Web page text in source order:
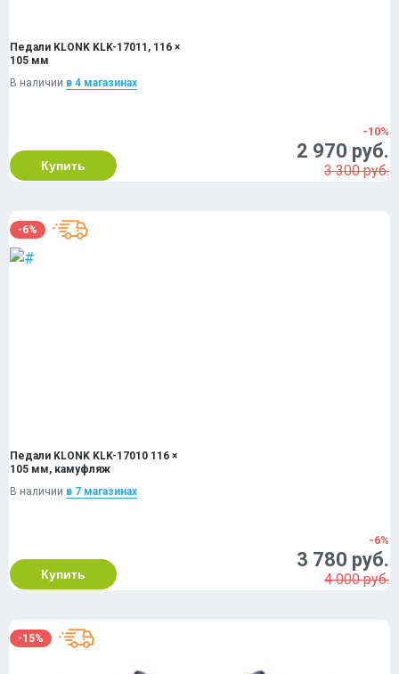
Педали KLONK KLK-17011, 116 ×
105 мм
В наличии в 4 магазинах
Купить
-10%
2 970 руб.
3 300 руб.
-6%
Педали KLONK KLK-17010 116 ×
105 мм, камуфляж
В наличии в 7 магазинах
Купить
-6%
3 780 руб.
4 000 руб.
-15%